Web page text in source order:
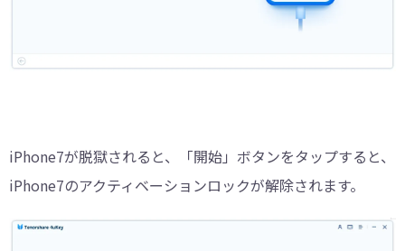
iPhone7が脱獄されると、「開始」ボタンをタップすると、
iPhone7のアクティベーションロックが解除されます。